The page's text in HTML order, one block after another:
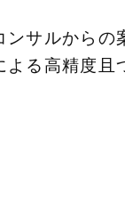
サルから
よる高精度